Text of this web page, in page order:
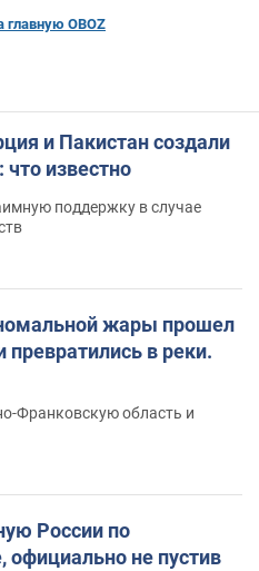
главную OBOZ
и Пакистан создали
известно
поддержку в случае
жары прошел
в реки.
Франковскую область и
России по
официально не пустив